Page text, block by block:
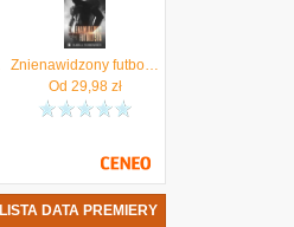
Znienawidzony futbolista (E-Book)
Od 29,98zł
DATA PREMIERY